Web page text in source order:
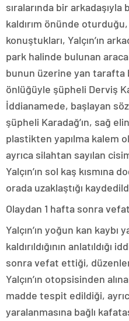
sıralarında bir
kaldırım önünde
konuştukları, Yalçın’ın
park halinde bulunan
bunun üzerine yan tarafta
önlüğüyle şüpheli Derviş
İddianamede, başlayan
şüpheli Karadağ’ın, sağ
plastikten yapılma kalem
ayrıca silahtan sayılan
Yalçın’ın sol kaş kısmına
orada uzaklaştığı
Olaydan 1 hafta sonra
Yalçın’ın yoğun kan
kaldırıldığının
sonra vefat ettiği,
Yalçın’ın otopsisinden
madde tespit edildiği,
yaralanmasına bağlı